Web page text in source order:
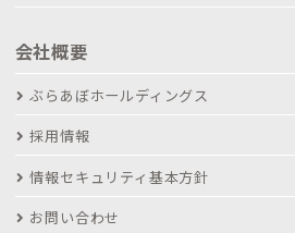
会社概要
ぶらあぼホールディングス
採用情報
情報セキュリティ基本方針
お問い合わせ